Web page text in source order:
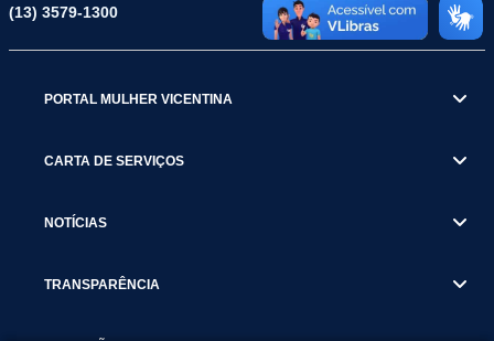
(13) 3579-1300
PORTAL MULHER VICENTINA
CARTA DE SERVIÇOS
NOTÍCIAS
TRANSPARÊNCIA